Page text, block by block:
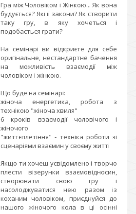
Гра між Чоловіком і Жінкою... Як вона
будується? Які її закони? Як створити
таку гру, в яку хочеться і
подобається грати?
На семінарі ви відкриєте для себе
оригінальне, нестандартне бачення
на можливість взаємодії між
чоловіком і жінкою.
Що буде на семінарі:
жіноча енергетика, робота з
технікою "жіноча хвиля"
6 кроків взаємодії чоловічого і
жіночого
"життєплетіння" - техніка роботи зі
сценаріями взаємин у своєму житті
Якщо ти хочеш усвідомлено і творчо
плести візерунки взаємовідносин,
створювати свою гру і
насолоджуватися нею разом із
коханим чоловіком, приєднуйся до
нашого жіночого кола в ці осінні